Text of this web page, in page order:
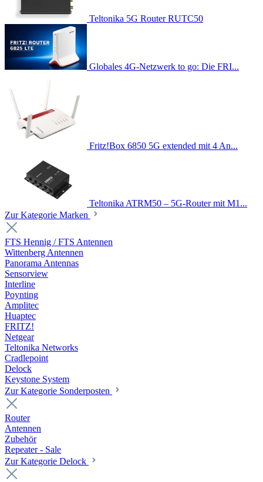
Teltonika 5G Router RUTC50
Globales 4G-Netzwerk to go: Die FRI...
Fritz!Box 6850 5G extended mit 4 An...
Teltonika ATRM50 – 5G-Router mit M1...
Zur Kategorie Marken
FTS Hennig / FTS Antennen
Wittenberg Antennen
Panorama Antennas
Sensorview
Interline
Poynting
Amplitec
Huaptec
FRITZ!
Netgear
Teltonika Networks
Cradlepoint
Delock
Keystone System
Zur Kategorie Sonderposten
Router
Antennen
Zubehör
Repeater - Sale
Zur Kategorie Delock